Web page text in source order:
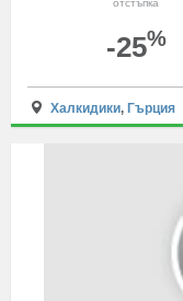
отстъпка
-25%
Халкидики, Гърция